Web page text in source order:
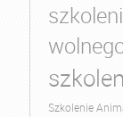
Szkolenie